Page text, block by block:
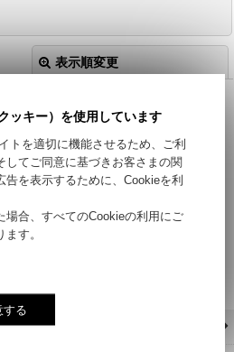
表示順変更
絞り込む
お待ちください。
ッキー）を使用しています
トを適切に機能させるため、ご利
してご同意に基づきお客さまの関
を表示するために、Cookieを利
場合、すべてのCookieの利用にご
す。